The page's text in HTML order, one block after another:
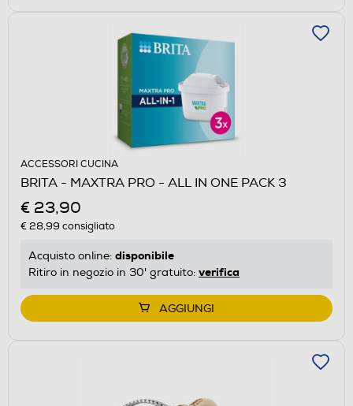
ACCESSORI CUCINA
BRITA - MAXTRA PRO - ALL IN ONE PACK 3
€ 23,90
€ 28,99 consigliato
Acquisto online: disponibile
Ritiro in negozio in 30' gratuito: verifica
AGGIUNGI